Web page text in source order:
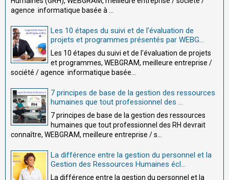
agence informatique basée à ...
Les 10 étapes du suivi et de l'évaluation de
projets et programmes présentés par WEBG...
Les 10 étapes du suivi et de l'évaluation de projets
et programmes, WEBGRAM, meilleure entreprise /
société / agence informatique basée...
7 principes de base de la gestion des ressources
humaines que tout professionnel des ...
7 principes de base de la gestion des ressources
humaines que tout professionnel des RH devrait
connaître, WEBGRAM, meilleure entreprise / s...
La différence entre la gestion du personnel et la
Gestion des Ressources Humaines écl...
La différence entre la gestion du personnel et la